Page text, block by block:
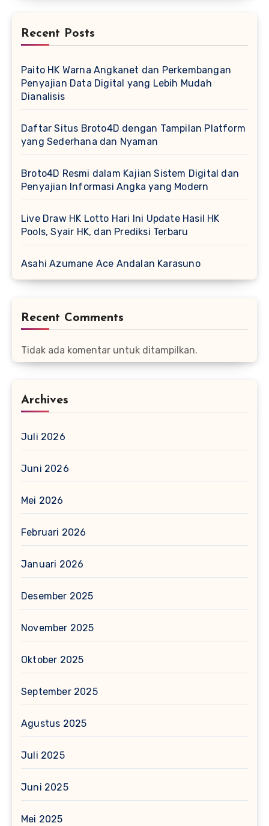
Recent Posts
Paito HK Warna Angkanet dan Perkembangan
Penyajian Data Digital yang Lebih Mudah
Dianalisis
Daftar Situs Broto4D dengan Tampilan Platform
yang Sederhana dan Nyaman
Broto4D Resmi dalam Kajian Sistem Digital dan
Penyajian Informasi Angka yang Modern
Live Draw HK Lotto Hari Ini Update Hasil HK
Pools, Syair HK, dan Prediksi Terbaru
Asahi Azumane Ace Andalan Karasuno
Recent Comments
Tidak ada komentar untuk ditampilkan.
Archives
Juli 2026
Juni 2026
Mei 2026
Februari 2026
Januari 2026
Desember 2025
November 2025
Oktober 2025
September 2025
Agustus 2025
Juli 2025
Juni 2025
Mei 2025